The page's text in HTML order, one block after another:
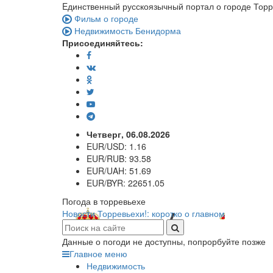
Eдинственный русскоязычный портал о городе
Фильм о городе
Недвижимость Бенидорма
Присоединяйтесь:
Четверг, 06.08.2026
EUR/USD: 1.16
EUR/RUB: 93.58
EUR/UAH: 51.69
EUR/BYR: 22651.05
Погода в торревьехе
Новости Торревьехи!: коротко о главном
Данные о погоди не доступны, попрорбуйте позже
Главное меню
Недвижимость